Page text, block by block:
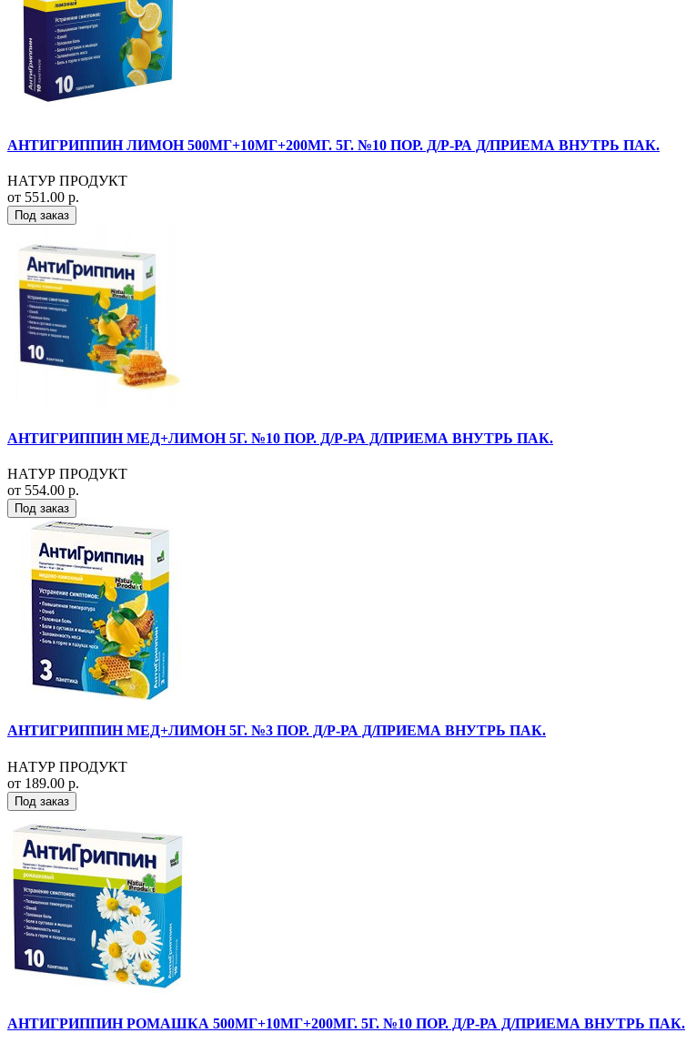
АНТИГРИППИН ЛИМОН 500МГ+10МГ+200МГ. 5Г. №10 ПОР. Д/Р-РА Д/ПРИЕМА ВНУТРЬ ПАК.
НАТУР ПРОДУКТ
от 551.00 р.
Под заказ
АНТИГРИППИН МЕД+ЛИМОН 5Г. №10 ПОР. Д/Р-РА Д/ПРИЕМА ВНУТРЬ ПАК.
НАТУР ПРОДУКТ
от 554.00 р.
Под заказ
АНТИГРИППИН МЕД+ЛИМОН 5Г. №3 ПОР. Д/Р-РА Д/ПРИЕМА ВНУТРЬ ПАК.
НАТУР ПРОДУКТ
от 189.00 р.
Под заказ
АНТИГРИППИН РОМАШКА 500МГ+10МГ+200МГ. 5Г. №10 ПОР. Д/Р-РА Д/ПРИЕМА ВНУТРЬ ПАК.